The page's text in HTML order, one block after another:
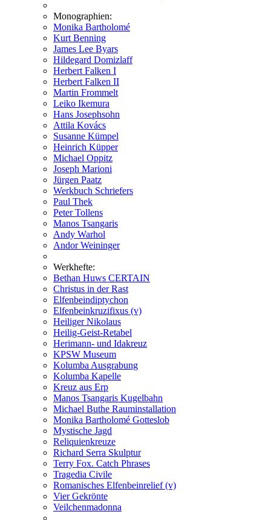
Monographien:
Monika Bartholomé
Kurt Benning
James Lee Byars
Hildegard Domizlaff
Herbert Falken I
Herbert Falken II
Martin Frommelt
Leiko Ikemura
Hans Josephsohn
Attila Kovács
Susanne Kümpel
Heinrich Küpper
Michael Oppitz
Joseph Marioni
Jürgen Paatz
Werkbuch Schriefers
Paul Thek
Peter Tollens
Manos Tsangaris
Andy Warhol
Andor Weininger
Werkhefte:
Bethan Huws CERTAIN
Christus in der Rast
Elfenbeindiptychon
Elfenbeinkruzifixus (v)
Heiliger Nikolaus
Heilig-Geist-Retabel
Herimann- und Idakreuz
KPSW Museum
Kolumba Ausgrabung
Kolumba Kapelle
Kreuz aus Erp
Manos Tsangaris Kugelbahn
Michael Buthe Rauminstallation
Monika Bartholomé Gotteslob
Mystische Jagd
Reliquienkreuze
Richard Serra Skulptur
Terry Fox. Catch Phrases
Tragedia Civile
Romanisches Elfenbeinrelief (v)
Vier Gekrönte
Veilchenmadonna